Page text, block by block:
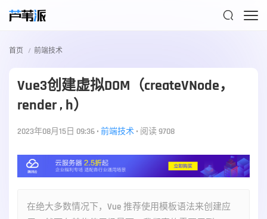

首页 前端技术
Vue3创建虚拟DOM（createVNode，
render , h）
2023年08月15日 09:36 • 前端技术 • 阅读 9708
在绝大多数情况下，Vue 推荐使用模板语法来创建应